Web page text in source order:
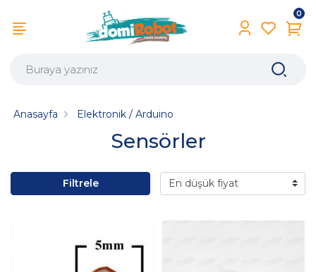
0
Sensörler
Anasayfa Elektronik / Arduino
Filtrele